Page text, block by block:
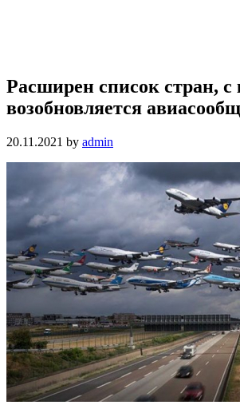
Расширен список стран,
возобновляется
20.11.2021 by admin